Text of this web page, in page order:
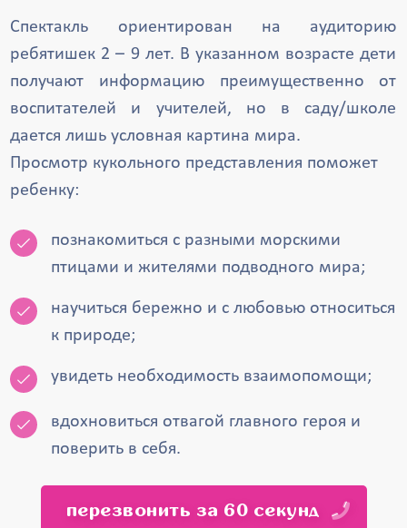
Спектакль ориентирован на аудиторию
ребятишек 2 – 9 лет. В указанном возрасте дети
получают информацию преимущественно от
воспитателей и учителей, но в саду/школе
дается лишь условная картина мира.
Просмотр кукольного представления поможет
ребенку:
познакомиться с разными морскими
птицами и жителями подводного мира;
научиться бережно и с любовью относиться
к природе;
увидеть необходимость взаимопомощи;
вдохновиться отвагой главного героя и
поверить в себя.
перезвонить за 60 секунд